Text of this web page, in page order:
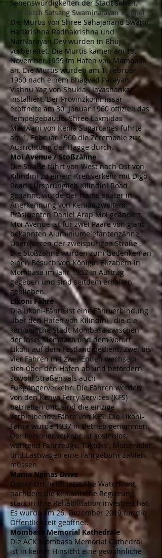
Sehenswürdigkeiten der Stadt sehen.
Shri Cutch Satsang Swaminarayan Tempel
Die Murtis von Shree Sahajanand Swami,
Harikrishna Radhakrishna und
NarNarayan Dev wurden in Bhuj
vorbereitet. Die Murtis kamen am 19.
November 1959 im Hafen von Mombasa
an. Die Murtis wurden am 1. Februar
1960 nach einem Bhagvad Parayan,
Vishnu Yag von Shuklaji Jayashankar,
installiert. Der Provinzkommissar
eröffnete am 30. Januar 1960 offiziell das
Tempelgebäude. Shree Laxmidas
Madwani von Kenia Sugarcanes führte
am 1. Februar 1960 die Zeremonie zur
Ausrichtung der Flagge durch.
Moi Avenue / Stoßzähne
Die Straße führt von West nach Ost von
Kilindinizu einem KreisverkehrmitDigo
Road. Ursprünglich Kilindini Road
genannt, wurde der Name später in
Anerkennung von Kenias zweitem
PräsidentenDaniel Arap Moigeändert.
Moi Avenue ist für zwei Paare von giant
bekannten Aluminiumelefantenzähne
Überqueren derzweispurigen Straße.
Die Stoßzähne wurden zum Gedenken an
einen Besuch vonKönigin Elizabethin
Mombasa im Jahr 1952 in Auftrag
gegeben und sind seitdem erhalten
geblieben.
Likoni Fähre
Die Likoni-Fähre ist eine Fährverbindung
über denHafen von Kilindini, die die
kenianische StadtMombasazwischen
derInselMombasa und demVorort
Likoni aufdem Festland bedient. Zwei bis
vierFähren mitzweiEnden wechseln
sich über den Hafen ab und befördern
sowohl Straßen- als auch
Fußgängerverkehr. Die Fähren werden
von den Kenya Ferry Services (KFS)
betrieben und sind die einzige
verbleibende Fähre von KFS. Die Likoni-
Fähre wurde 1937 in Betrieb genommen.
Der Personenverkehr ist kostenlos,
während Fahrzeuge, Tuktuks , Motorräder
und Lastwagen eine Fährgebührzahlen
müssen.
Mama Nginas Drive
Dieser Ort heißt jetzt The Waterfront,
nachdem die kenianische Regierung
stark in ihre Rehabilitation investiert hat.
Es wurde am 26. Dezember 2019 für die
Öffentlichkeit geöffnet.
Mombasa Memorial Kathedrale
Die ACK Mombasa Memorial Cathedral
ist in keiner Hinsicht eine gewöhnliche